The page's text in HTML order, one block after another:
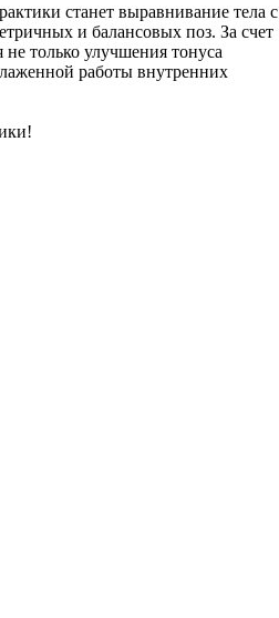
станет выравнивание тела с
и балансовых поз. За счет
только улучшения тонуса
работы внутренних